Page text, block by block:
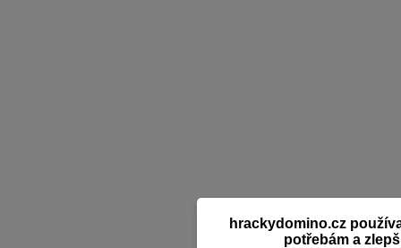
hrackydomino.cz
potřebám a